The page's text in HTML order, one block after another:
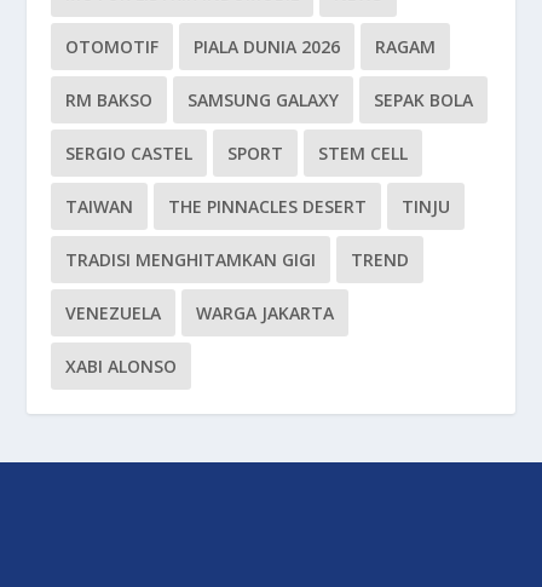
OTOMOTIF PIALA DUNIA 2026 RAGAM
RM BAKSO SAMSUNG GALAXY SEPAK BOLA
SERGIO CASTEL SPORT STEM CELL
TAIWAN THE PINNACLES DESERT TINJU
TRADISI MENGHITAMKAN GIGI TREND
VENEZUELA WARGA JAKARTA
XABI ALONSO